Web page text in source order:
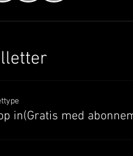
in(Gratis med